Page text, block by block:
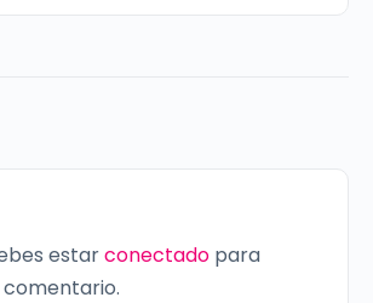
estarconectado para